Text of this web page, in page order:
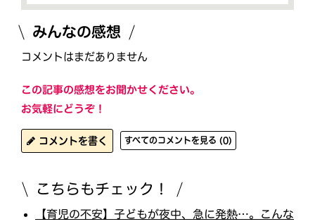
みんなの感想
コメントはまだありません
この記事の感想をお聞かせください。
お気軽にどうぞ！
コメントを書く すべてのコメントを見る (0)
こちらもチェック！
【育児の不安】子どもが夜中、急に発熱…。こんな